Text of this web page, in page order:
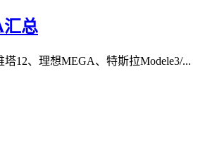
汇总
12、理想MEGA、特斯拉Modele3/...